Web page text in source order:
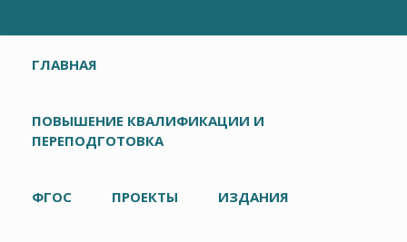
Главное меню
ГЛАВНАЯ
ПОВЫШЕНИЕ КВАЛИФИКАЦИИ И
ПЕРЕПОДГОТОВКА
ФГОС ПРОЕКТЫ ИЗДАНИЯ